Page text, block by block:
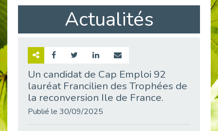
Aborder l'entretien et la situation de handicap en toute confiance
Publié le 09/06/2026
Retour sur l’atelier « Optimiser sa recherche d’emploi »
Emploi & Handicap : Hachette Livre et Cap emploi 92 renforcent leur collaboration
Publié le 02/06/2026
Actualités
Un candidat de Cap Emploi 92
lauréat Francilien des Trophées de
la reconversion Ile de France.
Publié le 30/09/2025